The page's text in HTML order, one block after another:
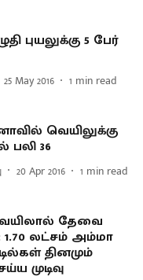
புயலுக்கு 5 பேர்
25 May 2016 1 min read
வெயிலுக்கு
பலி 36
20 Apr 2016 1 min read
தேவை
: 1.70 லட்சம் அம்மா
தினமும்
முடிவு